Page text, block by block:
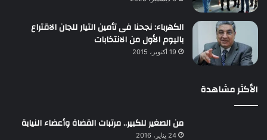
الكهرباء: نجحنا فى تأمين التيار للجان الاقتراع
باليوم الأول من الانتخابات
19 أكتوبر، 2015
الأكثر مشاهدة
من الصغير للكبير.. مرتبات القضاة وأعضاء النيابة
24 يناير، 2016